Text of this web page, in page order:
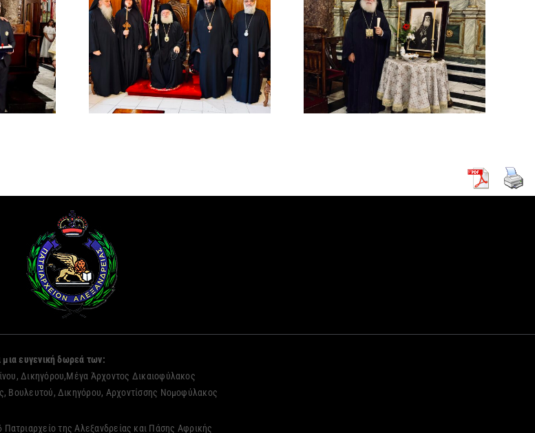
στο
ΙΕΡΟ ΜΝΗΜΟΣΥΝΟ
ΤΟΥ ΑΟΙΔΙΜΟΥ
ΠΑΤΡΙΑΡΧΟΥ
ΑΛΕΞΑΝΔΡΕΙΑΣ
ΜΕΛΕΤΙΟΥ Β΄ (
ΜΕΤΑΞΑΚΗ )
μια ευγενική δωρεά των:
Δικηγόρου,Μέγα Άρχοντος Δικαιοφύλακος
Βουλευτού, Δικηγόρου, Αρχοντίσσης Νομοφύλακος
της Αλεξανδρείας και Πάσης Αφρικής